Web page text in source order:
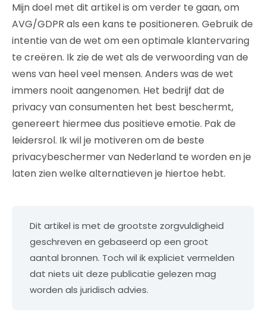
Mijn doel met dit artikel is om verder te gaan, om
AVG/GDPR als een kans te positioneren. Gebruik de
intentie van de wet om een optimale klantervaring
te creëren. Ik zie de wet als de verwoording van de
wens van heel veel mensen. Anders was de wet
immers nooit aangenomen. Het bedrijf dat de
privacy van consumenten het best beschermt,
genereert hiermee dus positieve emotie. Pak de
leidersrol. Ik wil je motiveren om de beste
privacybeschermer van Nederland te worden en je
laten zien welke alternatieven je hiertoe hebt.
Dit artikel is met de grootste zorgvuldigheid
geschreven en gebaseerd op een groot
aantal bronnen. Toch wil ik expliciet vermelden
dat niets uit deze publicatie gelezen mag
worden als juridisch advies.